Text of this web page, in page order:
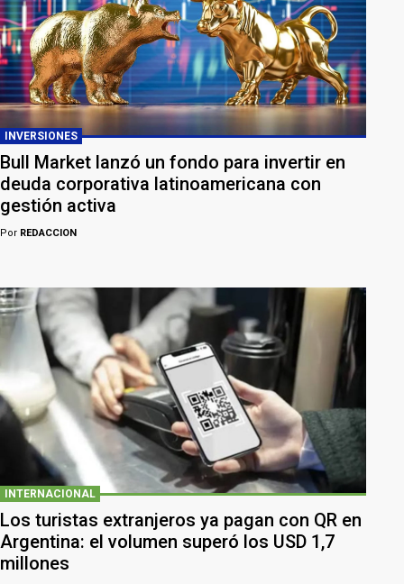
INVERSIONES
Bull Market lanzó un fondo para invertir en
deuda corporativa latinoamericana con
gestión activa
Por REDACCION
INTERNACIONAL
Los turistas extranjeros ya pagan con QR en
Argentina: el volumen superó los USD 1,7
millones